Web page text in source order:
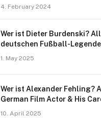
4. February 2024
Wer ist Dieter Burdenski?
deutschen Fußball-
1. May 2025
Wer ist Alexander Fehling?
German Film Actor & His
10. April 2025